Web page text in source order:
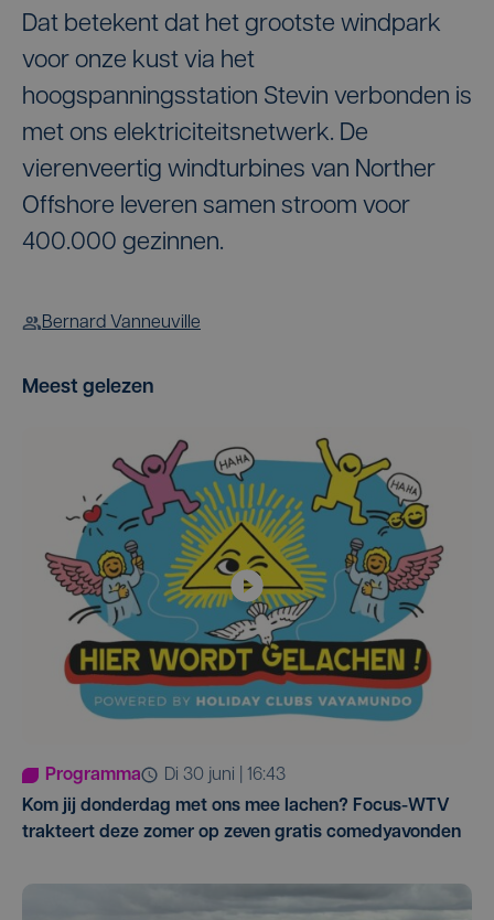
Dat betekent dat het grootste windpark
voor onze kust via het
hoogspanningsstation Stevin verbonden is
met ons elektriciteitsnetwerk. De
vierenveertig windturbines van Norther
Offshore leveren samen stroom voor
400.000 gezinnen.
Bernard Vanneuville
Meest gelezen
Programma
di 30 juni | 16:43
Kom jij donderdag met ons mee lachen? Focus-WTV
trakteert deze zomer op zeven gratis comedyavonden